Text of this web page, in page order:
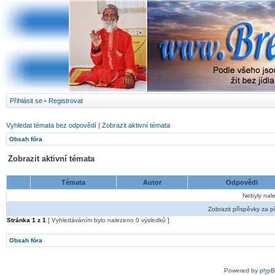
Přihlásit se • Registrovat
Vyhledat témata bez odpovědí | Zobrazit aktivní témata
Obsah fóra
Zobrazit aktivní témata
Témata Autor Odpovědi
Nebyly
Zobrazit příspěvky za
Stránka 1 z 1 [ Vyhledáváním bylo nalezeno 0 výsledků ]
Obsah fóra
Powered by